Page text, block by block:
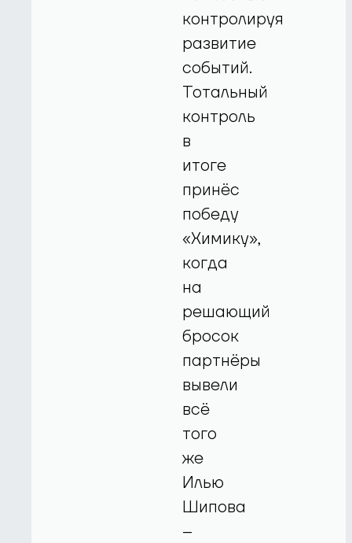
контролируя
развитие
событий.
Тотальный
контроль
в
итоге
принёс
победу
«Химику»,
когда
на
решающий
бросок
партнёры
вывели
всё
того
же
Илью
Шипова
–